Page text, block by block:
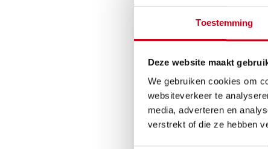
Toestemming
Deze website maakt
We gebruiken cookies om
websiteverkeer te
media, adverteren en
verstrekt of die ze hebben